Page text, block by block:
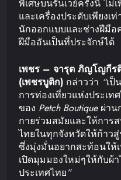
พิเศษบนรันเวย์ครั้งนี้ ไม่
และเครื่องประดับเพียง
นักออกแบบและช่างฝีมือ
ฝีมืออันเป็นที่ประจักษ์ได้
เพชร – จารุต ภิญโญกีร
(เพชรบูติก) กล่าวว่า “เป็
การท่องเที่ยวแห่งประเท
ของ Petch Boutique ผ่าน
กายร่วมสมัยและให้กา
ไทยในทุกจังหวัดให้ก้าว
ซึ่งมุ่งมั่นอยากสะท้อนให้
เปิดมุมมองใหม่ๆให้กับผ้
ประเทศไทย”